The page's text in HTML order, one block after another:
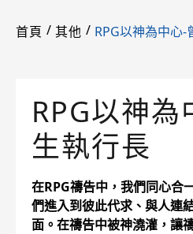
首頁 / 其他 / RPG以神為中心-
RPG以神
生執行長
在RPG禱告中，我們同心合
們進入到彼此代求、與人連
面。在禱告中被神澆灌，讓